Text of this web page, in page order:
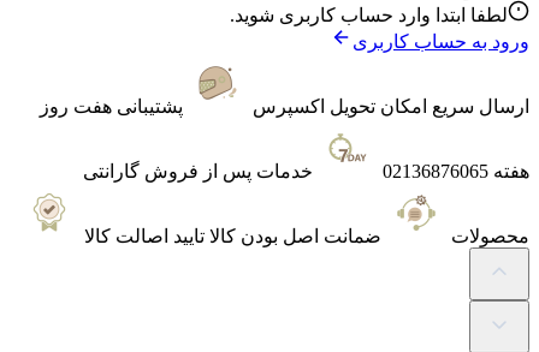
لطفا ابتدا وارد حساب کاربری شوید.
ورود به حساب کاربری
ارسال سریع امکان تحویل اکسپرس پشتیبانی هفت روز
هفته 02136876065 خدمات پس از فروش گارانتی
محصولات ضمانت اصل بودن کالا تایید اصالت کالا